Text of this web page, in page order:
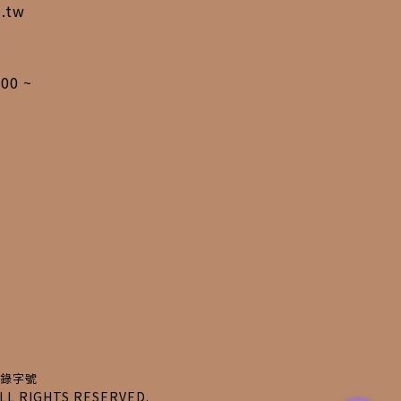
~
字號
RIGHTS RESERVED.